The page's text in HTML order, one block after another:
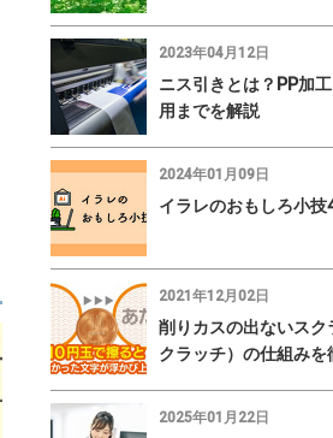
2023年04月12日
ニス引きとは？PP加
用までを解説
2024年01月09日
イラレのおもしろ小技
2021年12月02日
削りカスの出ないスク
クラッチ）の仕組みを
2025年01月22日